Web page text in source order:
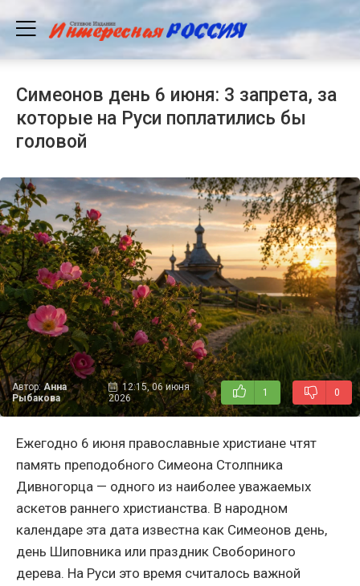
Симеонов день 6 июня: 3 запрета, за
которые на Руси поплатились бы
головой
Автор:Анна
Рыбакова
12:15, 06 июня
2026
1 0
Ежегодно 6 июня православные христиане чтят
память преподобного Симеона Столпника
Дивногорца — одного из наиболее уважаемых
аскетов раннего христианства. В народном
календаре эта дата известна как Симеонов день,
день Шиповника или праздник Свобориного
дерева. На Руси это время считалось важной